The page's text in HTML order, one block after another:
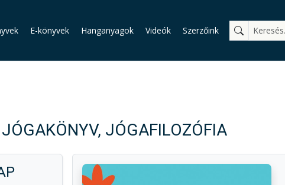
E-könyvek Hanganyagok Videók Szerzőink
JÓGAFILOZÓFIA